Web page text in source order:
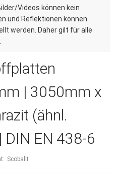
Videos können kein
und Reflektionen können
werden. Daher gilt für alle
| 3050mm x
(ähnl.
DIN EN 438-6
Scobalit